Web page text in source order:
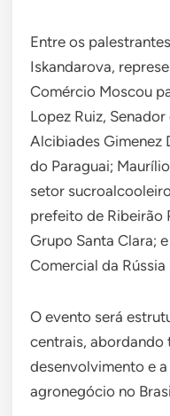
Entre os
Iskandarova,
Comércio Moscou
Lopez Ruiz,
Alcibiades Gimenez
do Paraguai;
setor
prefeito de Ribeirão
Grupo Santa Clara;
Comercial da Rússia
O evento será
centrais, abordando
desenvolvimento e
agronegócio no